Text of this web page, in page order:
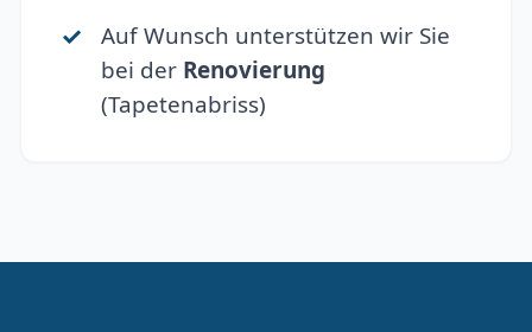
Auf Wunsch unterstützen wir Sie
bei der Renovierung
(Tapetenabriss)